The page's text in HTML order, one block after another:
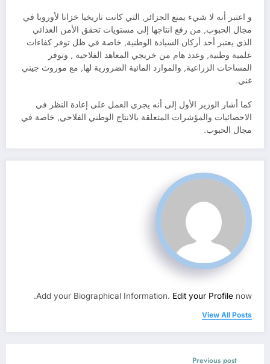
و اعتبر أنه لا شيء يمنع الجزائر, التي كانت تاريخيا خزانا لأوروبا في
مجال الحبوب, من رفع انتاجها إلى مستويات تحقق الأمن الغذائي
الذي يعتبر أحد أركان السيادة الوطنية, خاصة في ظل توفر كفاءات
علمية وطنية, وعدد هام من خريجي المعاهد الفلاحية , وتوفر
المساحات الزراعية, والموارد المائية الضرورية لها, مع موروث جيني
غني.
كما أشار الوزير الأول إلى أنه يجري العمل على إعادة النظر في
الاحصائيات والمؤشرات المتعلقة بالانتاج الوطني الفلاحي, خاصة في
مجال الحبوب.
Add your Biographical Information. Edit your Profile now.
View All Posts
Previous post